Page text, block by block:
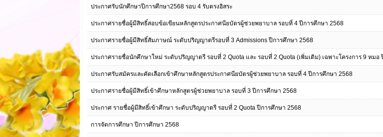
ประกาศรับนักศึกษาปีการศึกษา2568 รอบ 4 รับตรงอิสระ
ประกาศรายชื่อผู้มีสิทธิ์สอบข้อเขียนหลักสูตรประกาศนียบัตรผู้ช่วยพยาบาล รอบที่ 4 ปีการศึกษา 2568
ประกาศรายชื่อผู้มีสิทธิ์สัมภาษณ์ ระดับปริญญาตรีรอบที่ 3 Admissions ปีการศึกษา 2568
ประกาศรายชื่อนักศึกษาใหม่ ระดับปริญญาตรี รอบที่ 2 Quota และ รอบที่ 2 Quota (เพิ่มเติม) เฉพาะโครงการ 9 หมอ
ประกาศรับสมัครและคัดเลือกเข้าศึกษาหลักสูตรประกาศนียบัตรผู้ช่วยพยาบาล รอบที่ 4 ปีการศึกษา 2568
ประกาศรายชื่อผู้มีสิทธิ์เข้าศึกษาหลักสูตรผู้ช่วยพยาบาล รอบที่ 3 ปีการศึกษา 2568
ประกาศ รายชื่อผู้มีสิทธิ์เข้าศึกษา ระดับปริญญาตรี รอบที่ 2 Quota ปีการศึกษา 2568
การจัดการศึกษา ปีการศึกษา 2568